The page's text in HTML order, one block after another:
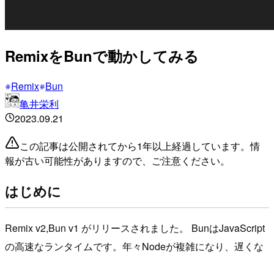
RemixをBunで動かしてみる
Remix Bun
亀井栄利
2023.09.21
この記事は公開されてから1年以上経過しています。情
報が古い可能性がありますので、ご注意ください。
はじめに
Remix v2,Bun v1 がリリースされました。 BunはJavaScript
の高速なランタイムです。年々Nodeが複雑になり、遅くな